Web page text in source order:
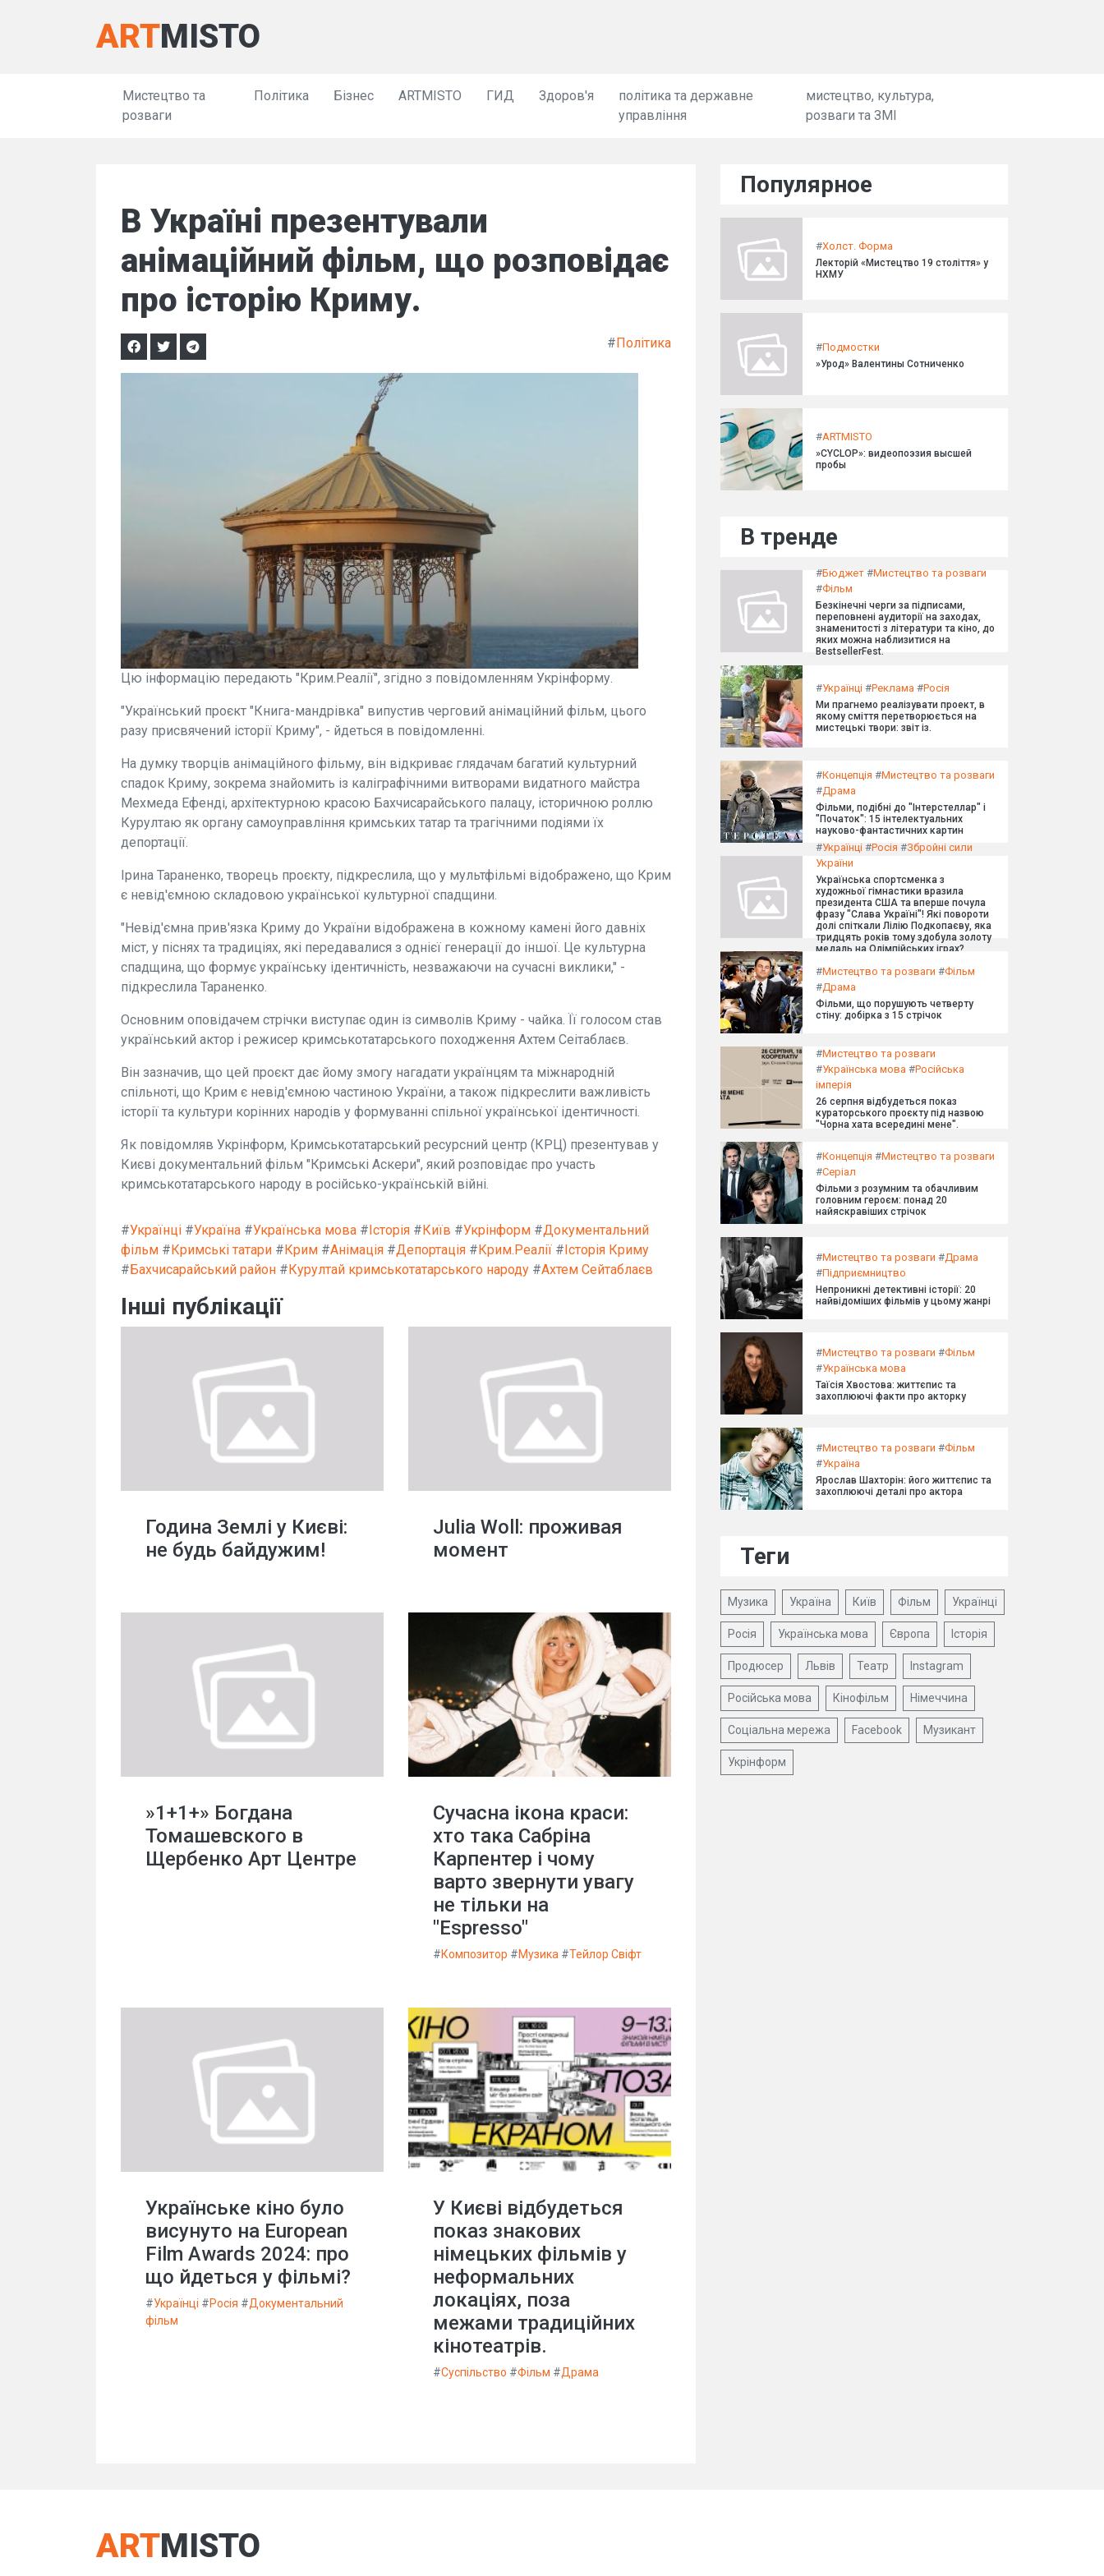
ARTMISTO
Мистецтво та
розваги
Політика Бізнес ARTMISTO ГИД Здоров'я
політика та державне
управління
мистецтво, культура,
розваги та ЗМІ
В Україні презентували
анімаційний фільм, що розповідає
про історію Криму.
#Політика
Цю інформацію передають "Крим.Реалії", згідно з повідомленням Укрінформу.
"Український проєкт "Книга-мандрівка" випустив черговий анімаційний фільм, цього
разу присвячений історії Криму", - йдеться в повідомленні.
На думку творців анімаційного фільму, він відкриває глядачам багатий культурний
спадок Криму, зокрема знайомить із каліграфічними витворами видатного майстра
Мехмеда Ефенді, архітектурною красою Бахчисарайського палацу, історичною роллю
Курултаю як органу самоуправління кримських татар та трагічними подіями їх
депортації.
Ірина Тараненко, творець проєкту, підкреслила, що у мультфільмі відображено, що Крим
є невід'ємною складовою української культурної спадщини.
"Невід'ємна прив'язка Криму до України відображена в кожному камені його давніх
міст, у піснях та традиціях, які передавалися з однієї генерації до іншої. Це культурна
спадщина, що формує українську ідентичність, незважаючи на сучасні виклики," -
підкреслила Тараненко.
Основним оповідачем стрічки виступає один із символів Криму - чайка. Її голосом став
український актор і режисер кримськотатарського походження Ахтем Сеітаблаєв.
Він зазначив, що цей проєкт дає йому змогу нагадати українцям та міжнародній
спільноті, що Крим є невід'ємною частиною України, а також підкреслити важливість
історії та культури корінних народів у формуванні спільної української ідентичності.
Як повідомляв Укрінформ, Кримськотатарський ресурсний центр (КРЦ) презентував у
Києві документальний фільм "Кримські Аскери", який розповідає про участь
кримськотатарського народу в російсько-українській війні.
#Українці #Україна #Українська мова #Історія #Київ #Укрінформ #Документальний
фільм #Кримські татари #Крим #Анімація #Депортація #Крим.Реалії #Історія Криму
#Бахчисарайський район #Курултай кримськотатарського народу #Ахтем Сейтаблаєв
Інші публікації
Година Землі у Києві:
не будь байдужим!
Julia Woll: проживая
момент
»1+1+» Богдана
Томашевского в
Щербенко Арт Центре
Сучасна ікона краси:
хто така Сабріна
Карпентер і чому
варто звернути увагу
не тільки на
"Espresso"
#Композитор #Музика #Тейлор Свіфт
Українське кіно було
висунуто на European
Film Awards 2024: про
що йдеться у фільмі?
#Українці #Росія #Документальний
фільм
У Києві відбудеться
показ знакових
німецьких фільмів у
неформальних
локаціях, поза
межами традиційних
кінотеатрів.
#Суспільство #Фільм #Драма
Популярное
#Холст. Форма
Лекторій «Мистецтво 19 століття» у
НХМУ
#Подмостки
»Урод» Валентины Сотниченко
#ARTMISTO
»CYCLOP»: видеопоэзия высшей
пробы
В тренде
#Бюджет #Мистецтво та розваги
#Фільм
Безкінечні черги за підписами,
переповнені аудиторії на заходах,
знаменитості з літератури та кіно, до
яких можна наблизитися на
BestsellerFest.
#Українці #Реклама #Росія
Ми прагнемо реалізувати проект, в
якому сміття перетворюється на
мистецькі твори: звіт із.
#Концепція #Мистецтво та розваги
#Драма
Фільми, подібні до "Інтерстеллар" і
"Початок": 15 інтелектуальних
науково-фантастичних картин
#Українці #Росія #Збройні сили
України
Українська спортсменка з
художньої гімнастики вразила
президента США та вперше почула
фразу "Слава Україні"! Які повороти
долі спіткали Лілію Подкопаєву, яка
тридцять років тому здобула золоту
медаль на Олімпійських іграх?
#Мистецтво та розваги #Фільм
#Драма
Фільми, що порушують четверту
стіну: добірка з 15 стрічок
#Мистецтво та розваги
#Українська мова #Російська
імперія
26 серпня відбудеться показ
кураторського проєкту під назвою
"Чорна хата всередині мене".
#Концепція #Мистецтво та розваги
#Серіал
Фільми з розумним та обачливим
головним героєм: понад 20
найяскравіших стрічок
#Мистецтво та розваги #Драма
#Підприємництво
Непроникні детективні історії: 20
найвідоміших фільмів у цьому жанрі
#Мистецтво та розваги #Фільм
#Українська мова
Таїсія Хвостова: життєпис та
захоплюючі факти про акторку
#Мистецтво та розваги #Фільм
#Україна
Ярослав Шахторін: його життєпис та
захоплюючі деталі про актора
Теги
Музика Україна Київ Фільм Українці
Росія Українська мова Європа Історія
Продюсер Львів Театр Instagram
Російська мова Кінофільм Німеччина
Соціальна мережа Facebook Музикант
Укрінформ
ARTMISTO